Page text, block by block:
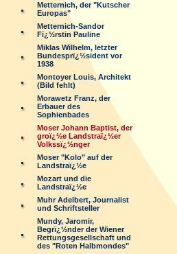
Metternich, der "Kutscher
Europas"
Metternich-Sandor
Fï¿½rstin Pauline
Miklas Wilhelm, letzter
Bundesprï¿½sident vor
1938
Montoyer Louis, Architekt
(Bild fehlt)
Morawetz Franz, der
Erbauer des
Sophienbades
Moser Johann Baptist, der
groï¿½e Landstraï¿½er
Volkssï¿½nger
Moser "Kolo" auf der
Landstraï¿½e
Mozart und die
Landstraï¿½e
Muhr Adelbert, Journalist
und Schriftsteller
Mundy, Jaromir,
Begrï¿½nder der Wiener
Rettungsgesellschaft und
des "Roten Halbmondes"